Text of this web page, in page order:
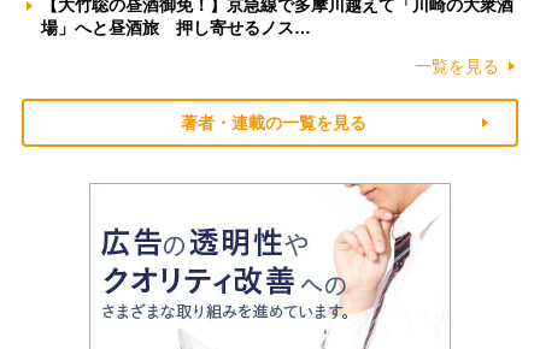
【大竹聡の昼酒御免！】京急線で多摩川越えて「川崎の大衆酒
場」へと昼酒旅 押し寄せるノス…
一覧を見る
著者・連載の一覧を見る